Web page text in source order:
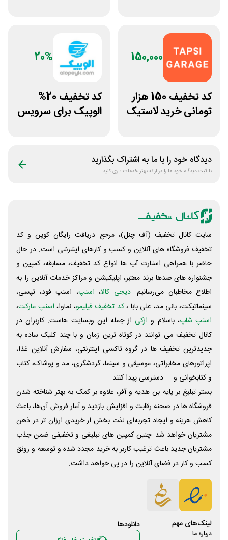
150,000
کد تخفیف 150 هزار
تومانی خرید لاستیک
20%
کد تخفیف 20%
الوپیک برای سرویس
دیدگاه خود را با ما به اشتراک بگذارید
با ثبت دیدگاه خود ما را در ارائه بهتر خدمات یاری کنید
سایت کانال تخفیف (آف چنل)، مرجع دریافت رایگان کوپن و کد
تخفیف فروشگاه های آنلاین و کسب و‌ کارهای اینترنتی است. در حال
حاضر با همراهی استارت آپ ها انواع کد تخفیف، مسابقه، کمپین و
جشنواره های صدها برند معتبر، اپلیکیشن و مراکز خدمات آنلاین را به
اطلاع مخاطبان می‌رسانیم. دیجی کالا، اسنپ، اسنپ فود، تپسی،
سینماتیکت، بانی مد، علی‌ بابا ،کد تخفیف فیلیمو، نماوا، اسنپ مارکت،
اسنپ شاپ، باسلام و ازکی از جمله این وبسایت ‌هاست. کاربران در
کانال تخفیف می توانند در کوتاه ترین زمان و با چند کلیک ساده به
جدیدترین تخفیف ها در گروه تاکسی اینترنتی، سفارش آنلاین غذا،
اپراتورهای مخابراتی، موسیقی و سینما، گردشگری، مد و پوشاک، کتاب
و کتابخوانی و ... دسترسی پیدا کنند.
بستر تبلیغ بر پایه بن هدیه و آفر، علاوه بر کمک به بهتر شناخته شدن
فروشگاه ها در صحنه رقابت و افزایش بازدید و آمار فروش آن‌ها، باعث
کاهش هزینه و ایجاد تجربه‌ای لذت بخش از خریدی ارزان تر در ذهن
مشتریان خواهد شد. چنین کمپین های تبلیغی و تخفیفی ضمن جذب
مشتریان جدید باعث ترغیب کاربر به خرید مجدد شده و توسعه و رونق
کسب و کار در فضای آنلاین را در پی خواهد داشت.
لینک‌های مهم
درباره ما
دانلود‌ها